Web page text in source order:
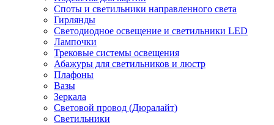
Споты и светильники направленного света
Гирлянды
Светодиодное освещение и светильники LED
Лампочки
Трековые системы освещения
Абажуры для светильников и люстр
Плафоны
Вазы
Зеркала
Световой провод (Дюралайт)
Светильники